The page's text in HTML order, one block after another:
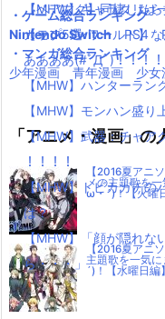
【MHW】キャラクリは
【モンハンワールド】
ああああ(#ﾟДﾟ)！！！！
【MHW】ハンターラ
【MHW】モンハン盛
【MHW】武器：チャア
！！！！
【MHW】トビカガチの
は？
【MHW】「顔が隠れな
ら・・・」
【ペアマグ】同棲した
カップ5選
・ゲーム総合ランキング
Nintendo Switch
PS4
・マンガ総合ランキング
少年漫画
青年漫画 少女
「アニメ・漫画」の
【2016夏アニ
メの主題歌を一
ω・´)！【火曜
【2016夏アニ
主題歌を一気
´)！【水曜日編】